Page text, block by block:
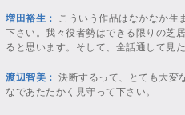
増田裕生：
こういう作品はなかなか生
下さい。我々役者勢はできる限りの芝
ると思います。そして、全話通して見
渡辺智美： 決断するって、とても大変
なであたたかく見守って下さい。